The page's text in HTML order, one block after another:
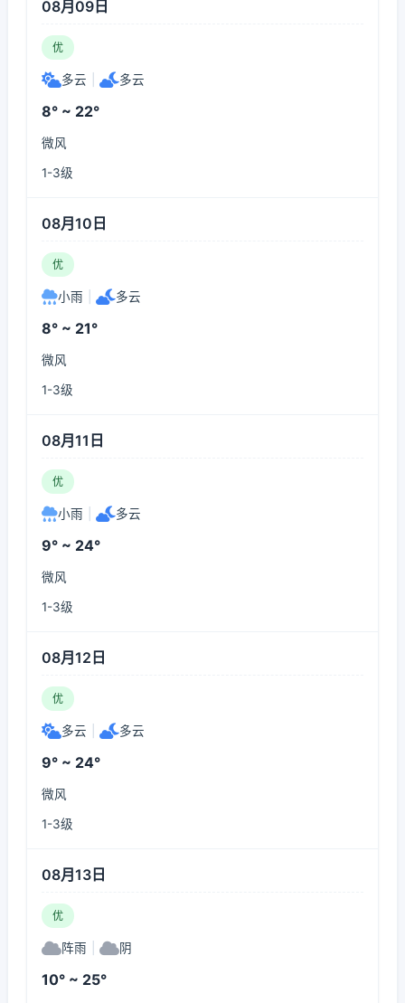
08月09日
优
多云 多云
8° ~ 22°
微风
1-3级
08月10日
优
小雨 多云
8° ~ 21°
微风
1-3级
08月11日
优
小雨 多云
9° ~ 24°
微风
1-3级
08月12日
优
多云 多云
9° ~ 24°
微风
1-3级
08月13日
优
阵雨 阴
10° ~ 25°